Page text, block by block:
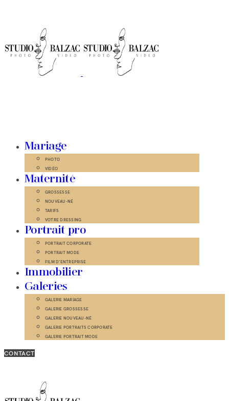
Mariage
PHOTO
VIDÉO
Maternité
GROSSESSE
NOUVEAU-NÉ
TARIFS
VOTRE DRESSING
Portrait pro
PORTRAIT CORPORATE
PORTRAIT MODE
FILM D’ENTREPRISE
Immobilier
Galeries
GALERIE MARIAGE
GALERIE GROSSESSE
GALERIE NOUVEAU-NÉ
GALERIE PORTRAITS CORPORATE
GALERIE PORTRAIT MODE
CONTACT